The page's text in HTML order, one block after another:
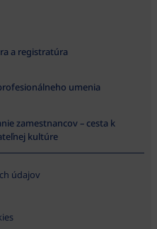
a registratúra
umenia
zamestnancov – cesta k
kultúre
údajov